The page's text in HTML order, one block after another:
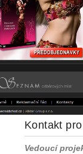
Kontakt
Vedoucí